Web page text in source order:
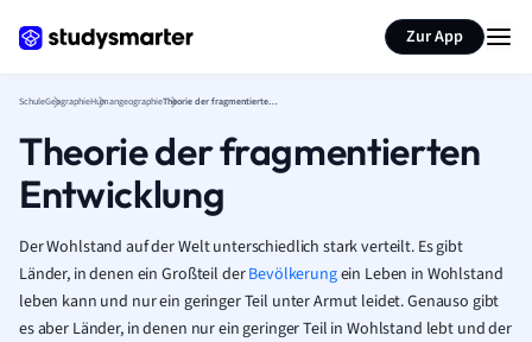
Zur App
SchuleGeographieHumangeographie Theorie der fragmentierten Entwicklung
Theorie der fragmentierten
Entwicklung
Der Wohlstand auf der Welt unterschiedlich stark verteilt. Es gibt
Länder, in denen ein Großteil derBevölkerungein Leben in Wohlstand
leben kann und nur ein geringer Teil unter Armut leidet. Genauso gibt
es aber Länder, in denen nur ein geringer Teil in Wohlstand lebt und der
Seite zusammenfassen